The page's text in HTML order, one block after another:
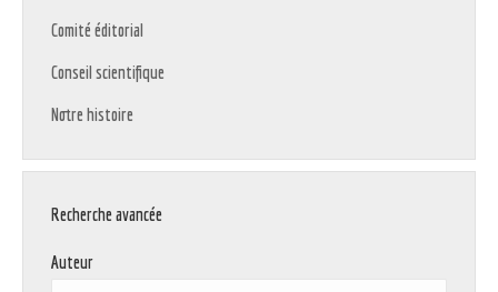
Comité éditorial
Conseil scientifique
Notre histoire
Recherche avancée
Auteur